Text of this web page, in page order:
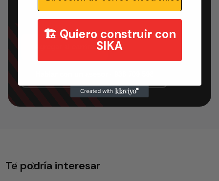
Te podría interesar
🏗️ Quiero construir con
SIKA